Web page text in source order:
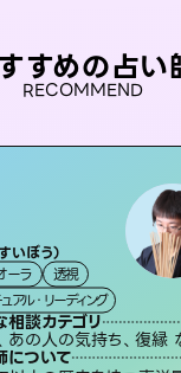
すめの占い
RECOMMEND
いぼう）
ーラ
透視
アル・リーディング
相談カテゴリ
あの人の気持ち、復縁
について
イリス -iris-
西洋占星術 タロット
ルーン
得意な相談カテゴリ
総合、片想い、二人の未
占い師について
未来視師＊花
霊視・オーラ
スピリチュアル・リーディング
得意な相談カテゴリ
出逢い、片想い、復縁
占い師について
セラピスト理恵
霊視・オーラ
スピリチュアル・リーディング
得意な相談カテゴリ
片想い、二人の未来、
占い師について
桃源珠羽
霊視・オーラ
スピリチュアル・リーディ
得意な相談カテゴ
片想い、あの人の気持
占い師について
おう 霊感オラク
霊視・オーラ
オラクルカード
得意な相談カテ
恋愛総合、あの人の